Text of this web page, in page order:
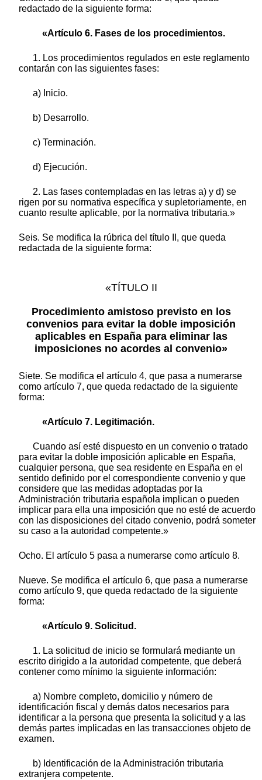
redactado de la siguiente forma:
«Artículo 6. Fases de los procedimientos.
1. Los procedimientos regulados en este reglamento
contarán con las siguientes fases:
a) Inicio.
b) Desarrollo.
c) Terminación.
d) Ejecución.
2. Las fases contempladas en las letras a) y d) se
rigen por su normativa específica y supletoriamente, en
cuanto resulte aplicable, por la normativa tributaria.»
Seis. Se modifica la rúbrica del título II, que queda
redactada de la siguiente forma:
«TÍTULO II
Procedimiento amistoso previsto en los
convenios para evitar la doble imposición
aplicables en España para eliminar las
imposiciones no acordes al convenio»
Siete. Se modifica el artículo 4, que pasa a numerarse
como artículo 7, que queda redactado de la siguiente
forma:
«Artículo 7. Legitimación.
Cuando así esté dispuesto en un convenio o tratado
para evitar la doble imposición aplicable en España,
cualquier persona, que sea residente en España en el
sentido definido por el correspondiente convenio y que
considere que las medidas adoptadas por la
Administración tributaria española implican o pueden
implicar para ella una imposición que no esté de acuerdo
con las disposiciones del citado convenio, podrá someter
su caso a la autoridad competente.»
Ocho. El artículo 5 pasa a numerarse como artículo 8.
Nueve. Se modifica el artículo 6, que pasa a numerarse
como artículo 9, que queda redactado de la siguiente
forma:
«Artículo 9. Solicitud.
1. La solicitud de inicio se formulará mediante un
escrito dirigido a la autoridad competente, que deberá
contener como mínimo la siguiente información:
a) Nombre completo, domicilio y número de
identificación fiscal y demás datos necesarios para
identificar a la persona que presenta la solicitud y a las
demás partes implicadas en las transacciones objeto de
examen.
b) Identificación de la Administración tributaria
extranjera competente.